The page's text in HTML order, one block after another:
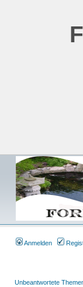
Anmelden
Unbeantwortete